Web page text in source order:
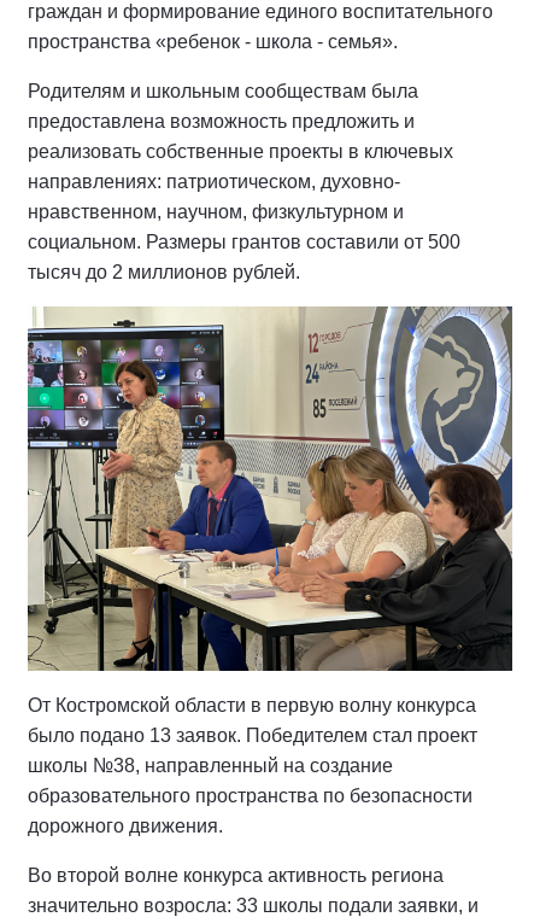
граждан и формирование единого воспитательного
пространства «ребенок - школа - семья».
Родителям и школьным сообществам была
предоставлена возможность предложить и
реализовать собственные проекты в ключевых
направлениях: патриотическом, духовно-
нравственном, научном, физкультурном и
социальном. Размеры грантов составили от 500
тысяч до 2 миллионов рублей.
От Костромской области в первую волну конкурса
было подано 13 заявок. Победителем стал проект
школы №38, направленный на создание
образовательного пространства по безопасности
дорожного движения.
Во второй волне конкурса активность региона
значительно возросла: 33 школы подали заявки, и